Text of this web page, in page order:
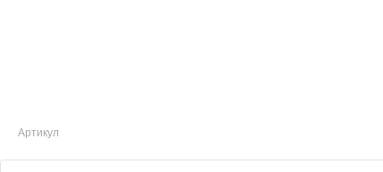
Артикул